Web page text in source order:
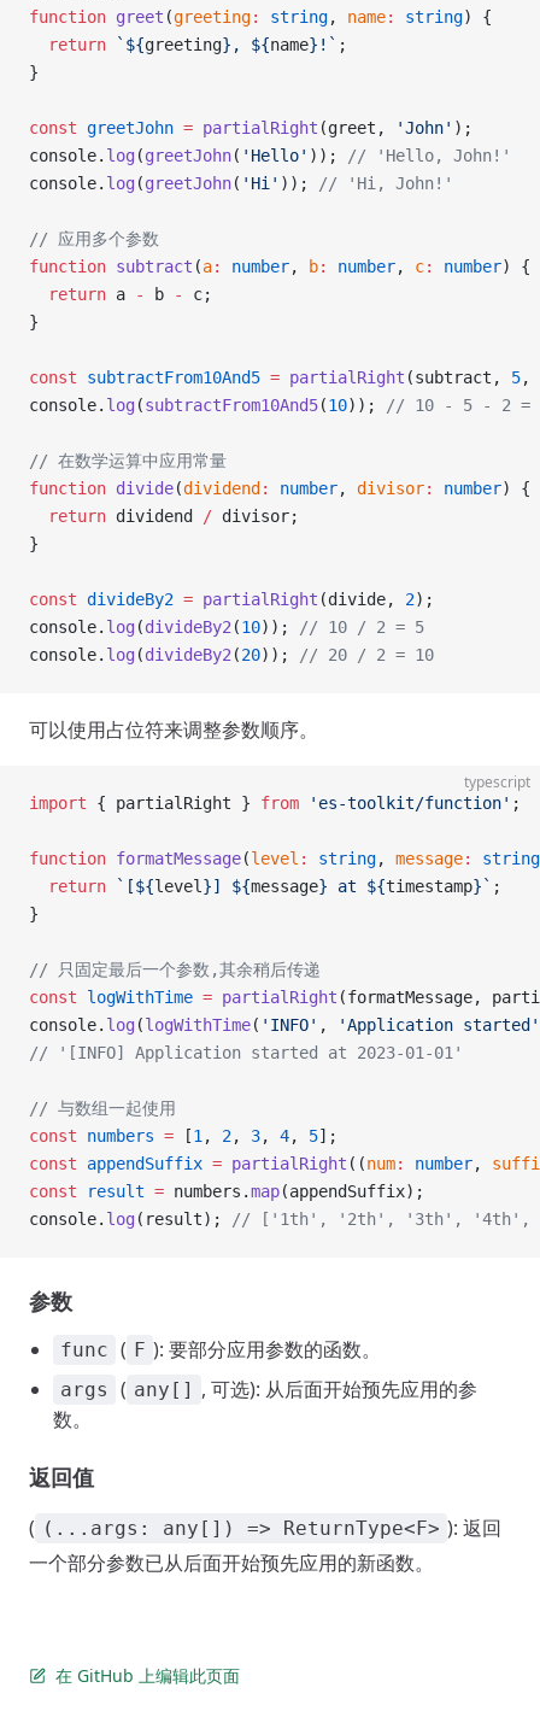
function greet (greeting: string, name: string) {
  return
`${greeting}, ${name}!` ;
}
const greetJohn = partialRight (greet, 'John' );
console. log (greetJohn( 'Hello' ));
// 'Hello, John!'
console. log (greetJohn( 'Hi' )); // 'Hi, John!'
// 应用多个参数
function subtract (a: number, b: number, c: number) {
  return
a - b -
c;
}
const subtractFrom10And5 = partialRight (subtract, 5,
console. log (subtractFrom10And5(10)); // 10 - 5 - 2 =
// 在数学运算中应用常量
function divide(dividend : number, divisor: number) {
  return
dividend / divisor;
}
const divideBy2 = partialRight (divide, 2);
console. log (divideBy2 (10));
// 10 / 2 = 5
console. log (divideBy2 (20)); // 20 / 2 = 10
可以使用占位符来调整参数顺序。
typescript
import { partialRight } from 'es-toolkit/function' ;
function formatMessage(level : string, message:
string
  return
`[${level }] ${message} at ${timestamp}` ;
}
// 只固定最后一个参数,其余稍后传递
const logWithTime = partialRight (formatMessage,
console. log (logWithTime( 'INFO' ,
'Application started'
// '[INFO] Application started at 2023-01-01'
// 与数组一起使用
const numbers = [1 , 2, 3, 4, 5];
const appendSuffix = partialRight ((num: number,
const result = numbers.map(appendSuffix);
console. log (result); // ['1th', '2th', '3th', '4th',
参数
func ( F ): 要部分应用参数的函数。
args ( any[] , 可选): 从后面开始预先应用的参
数。
返回值
( (...args: any[]) => ReturnType<F> ): 返回
一个部分参数已从后面开始预先应用的新函数。
在 GitHub 上编辑此页面